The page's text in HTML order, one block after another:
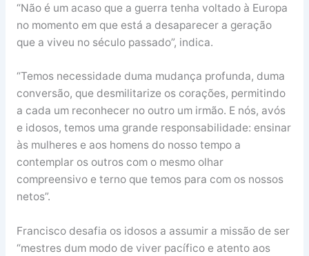
“Não é um acaso que a guerra tenha voltado à Europa
no momento em que está a desaparecer a geração
que a viveu no século passado”, indica.
“Temos necessidade duma mudança profunda, duma
conversão, que desmilitarize os corações, permitindo
a cada um reconhecer no outro um irmão. E nós, avós
e idosos, temos uma grande responsabilidade: ensinar
às mulheres e aos homens do nosso tempo a
contemplar os outros com o mesmo olhar
compreensivo e terno que temos para com os nossos
netos”.
Francisco desafia os idosos a assumir a missão de ser
“mestres dum modo de viver pacífico e atento aos